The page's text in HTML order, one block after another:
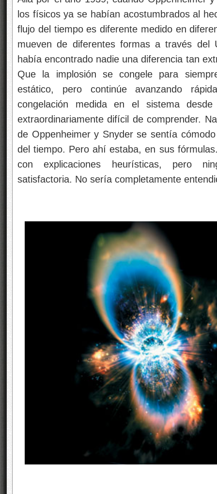
los físicos ya se habían acostumbrados al
flujo del tiempo es diferente medido en
mueven de diferentes formas a través del
había encontrado nadie una diferencia tan
Que la implosión se congele para
estático, pero continúe avanzando
congelación medida en el sistema
extraordinariamente difícil de comprender.
de Oppenheimer y Snyder se sentía
del tiempo. Pero ahí estaba, en sus
con explicaciones heurísticas, pero
satisfactoria. No sería completamente